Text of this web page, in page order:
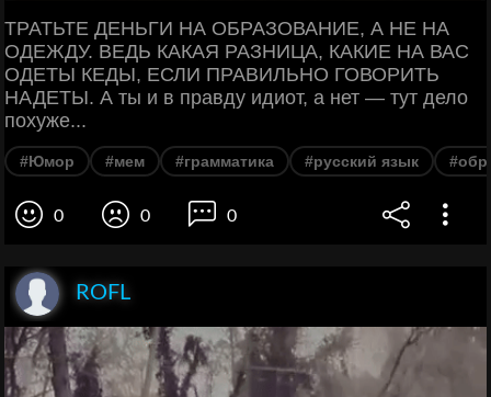
ТРАТЬТЕ ДЕНЬГИ НА ОБРАЗОВАНИЕ, А НЕ НА
ОДЕЖДУ. ВЕДЬ КАКАЯ РАЗНИЦА, КАКИЕ НА ВАС
ОДЕТЫ КЕДЫ, ЕСЛИ ПРАВИЛЬНО ГОВОРИТЬ
НАДЕТЫ. А ты и в правду идиот, а нет — тут дело
похуже...
#Юмор #мем #грамматика #русский язык
0 0 0
ROFL